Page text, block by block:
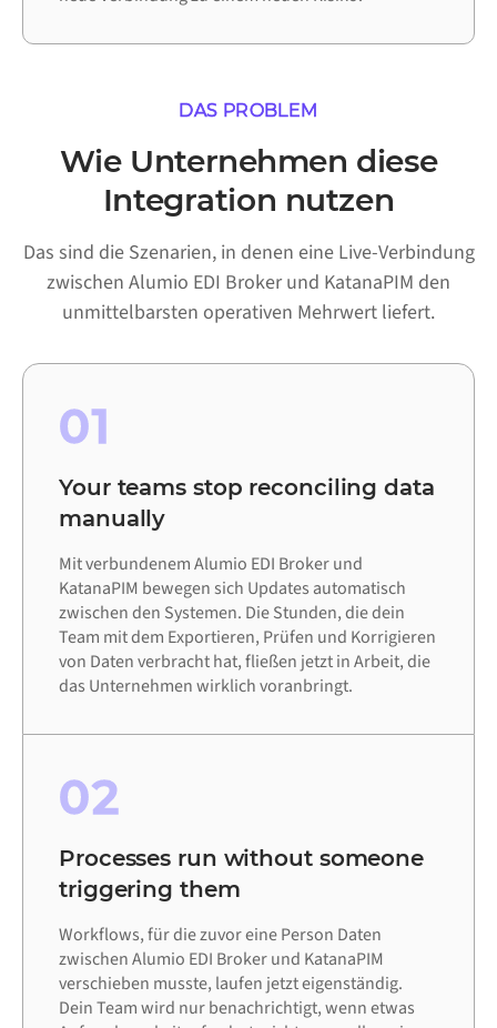
DAS PROBLEM
Wie Unternehmen diese
Integration nutzen
Das sind die Szenarien, in denen eine Live-Verbindung
zwischen Alumio EDI Broker und KatanaPIM den
unmittelbarsten operativen Mehrwert liefert.
01
Your teams stop reconciling data
manually
Mit verbundenem Alumio EDI Broker und
KatanaPIM bewegen sich Updates automatisch
zwischen den Systemen. Die Stunden, die dein
Team mit dem Exportieren, Prüfen und Korrigieren
von Daten verbracht hat, fließen jetzt in Arbeit, die
das Unternehmen wirklich voranbringt.
02
Processes run without someone
triggering them
Workflows, für die zuvor eine Person Daten
zwischen Alumio EDI Broker und KatanaPIM
verschieben musste, laufen jetzt eigenständig.
Dein Team wird nur benachrichtigt, wenn etwas